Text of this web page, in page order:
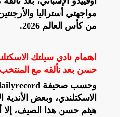
مواجهتي أستراليا
من كأس العالم 2026.
اهتمام نادي سيلتك
حسن بعد تألقه مع المنتخب
الاسكتلندي، وبعض
هيثم حسن هذا الصيف،